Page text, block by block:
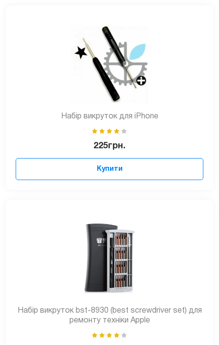
Набір викруток для iPhone
225грн.
Купити
Набір викруток bst-8930 (best screwdriver set) для
ремонту техніки Apple